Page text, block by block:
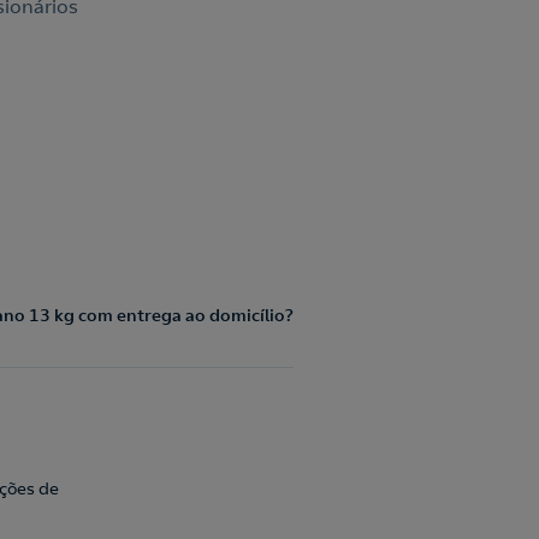
13 kg com entrega ao domicílio?
de